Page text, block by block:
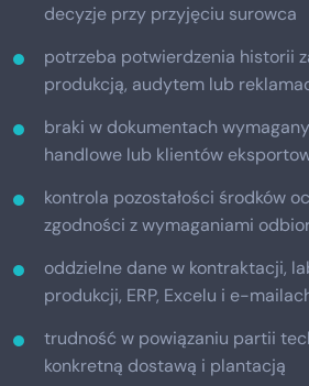
decyzje przy przyjęciu surowca
potrzeba potwierdzenia historii
produkcją, audytem lub
braki w dokumentach
handlowe lub klientów
kontrola pozostałości środków
zgodności z wymaganiami
oddzielne dane w kontraktacji,
produkcji, ERP, Excelu i e-
trudność w powiązaniu partii
konkretną dostawą i plantacją